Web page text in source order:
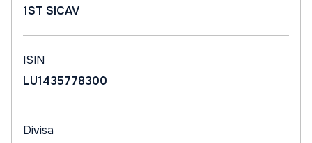
1ST SICAV
ISIN
LU1435778300
Divisa